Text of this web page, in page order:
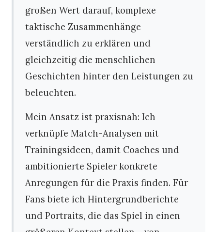
großen Wert darauf, komplexe
taktische Zusammenhänge
verständlich zu erklären und
gleichzeitig die menschlichen
Geschichten hinter den Leistungen zu
beleuchten.
Mein Ansatz ist praxisnah: Ich
verknüpfe Match-Analysen mit
Trainingsideen, damit Coaches und
ambitionierte Spieler konkrete
Anregungen für die Praxis finden. Für
Fans biete ich Hintergrundberichte
und Portraits, die das Spiel in einen